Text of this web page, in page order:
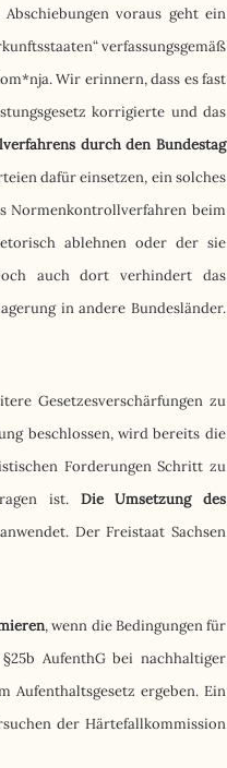
voraus geht ein
verfassungsgemäß
Wir erinnern, dass es fast
korrigierte und das
durch den Bundestag
dafür einsetzen, ein solches
Normenkontrollverfahren beim
ablehnen oder der sie
auch dort verhindert das
in andere Bundesländer.
Gesetzesverschärfungen zu
beschlossen, wird bereits die
Forderungen Schritt zu
ist. Die Umsetzung des
Der Freistaat Sachsen
, wenn die Bedingungen für
AufenthG bei nachhaltiger
ergeben. Ein
der Härtefallkommission